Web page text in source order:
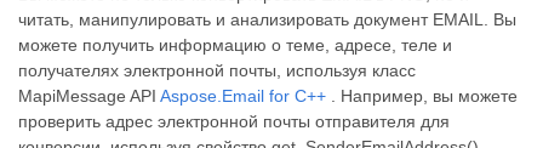
читать, манипулировать и анализировать документ EMAIL. Вы
можете получить информацию о теме, адресе, теле и
получателях электронной почты, используя класс
MapiMessage API Aspose.Email for C++ . Например, вы можете
проверить адрес электронной почты отправителя для